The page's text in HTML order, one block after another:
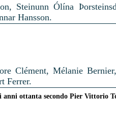
Steinunn Ólína
Hansson.
Clément, Mélanie
Ferrer.
ottanta secondo Pier Vittorio